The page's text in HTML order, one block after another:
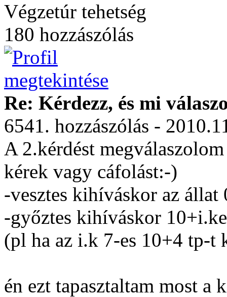
Végzetúr tehetség
180 hozzászólás
Re: Kérdezz, és mi
6541. hozzászólás -
A 2.kérdést
kérek vagy cáfolást:-)
-vesztes kihíváskor az
-győztes kihíváskor
(pl ha az i.k 7-es 10+4 tp-t
én ezt tapasztaltam most a